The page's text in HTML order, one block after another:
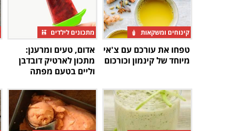
קינוחים ומשקאות
טפחו את עורכם עם צ'אי
מיוחד של קינמון וכורכום
מתכונים לילדים
אדום, טעים ומרענן:
מתכון לארטיק דובדבן
וליים בטעם מפתה